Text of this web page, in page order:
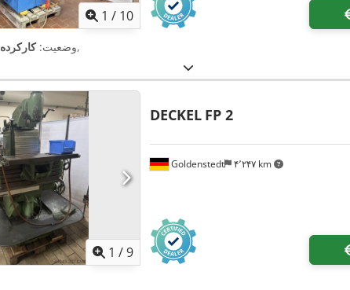
1 / 10
وضعیت:کارکرده ,
1 /9
Goldenstedt ۴٬۲۴۷ km
DECKEL FP 2